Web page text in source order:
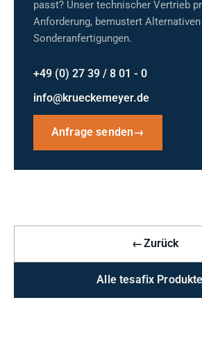
passt? Unser technischer Vertrieb
Anforderung, bemustert
Sonderanfertigungen.
+49 (0) 27 39 / 8 01 - 0
info@krueckemeyer.de
Anfrage senden→
←Zurück
Alle tesafix Produkte